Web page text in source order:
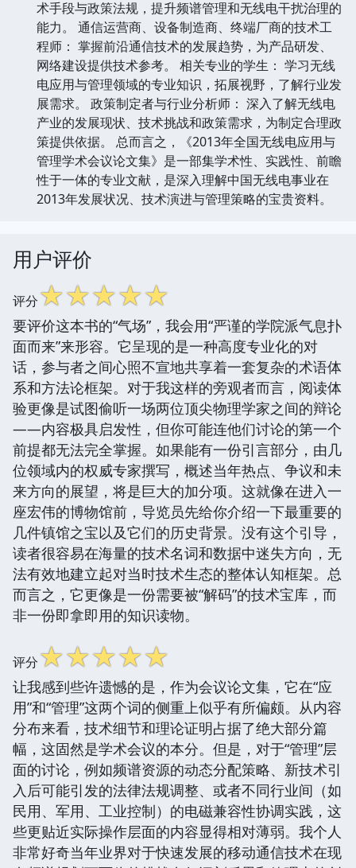
术手段与政策法规，提升频谱管理和无线电干扰治理的
能力。 通信运营商、设备制造商、终端厂商的技术工
程师： 掌握前沿通信技术的发展趋势，为产品研发、
网络建设提供技术参考。 相关专业的学生： 学习无线
电应用与管理领域的专业知识，拓展视野，了解行业发
展需求。 政策制定者与行业分析师： 深入了解无线电
产业的发展现状、技术挑战和政策需求，为制定合理政
策提供依据。 总而言之，《2013年全国无线电应用与
管理学术会议论文集》是一部集学术性、实践性、前瞻
性于一体的专业文献，是深入理解中国无线电事业在
2013年发展状况、技术演进与管理策略的宝贵资料。
用户评价
评分☆☆☆☆☆
要评价这本书的“气场”，我会用“严谨的学院派气息扑
面而来”来形容。它呈现的是一种高度专业化的对
话，参与者之间心照不宣地共享着一套复杂的术语体
系和方法论框架。对于我这样的旁观者而言，阅读体
验更像是试图偷听一场两位顶尖物理学家之间的辩论
——内容极具启发性，但你可能连他们讨论的第一个
前提都无法完全掌握。如果能有一份引言部分，由几
位领域内的权威专家撰写，概述当年热点、争议和未
来方向的展望，将是巨大的加分项。这就像在进入一
座宏伟的博物馆前，导览员先给你介绍一下最重要的
几件镇馆之宝以及它们的历史背景。没有这个引导，
读者很容易在海量的技术名词和数据中迷失方向，无
法有效地建立起对当时技术生态的整体认知框架。总
而言之，它更像是一份需要被“解码”的技术宝库，而
非一份即拿即用的知识读物。
评分☆☆☆☆☆
让我感到些许遗憾的是，作为会议论文集，它在“应
用”和“管理”这两个词的侧重上似乎有所偏颇。从内容
分布来看，技术细节和理论证明占据了绝大部分篇
幅，这固然是学术会议的本分。但是，对于“管理”层
面的讨论，例如频谱资源的动态分配策略、新技术引
入后可能引发的法律法规调整、或者不同行业间（如
民用、军用、工业控制）的电磁兼容性协调实践，这
些更贴近实际操作层面的内容显得相对薄弱。我个人
非常好奇当年业界对于快速发展的移动通信技术在现